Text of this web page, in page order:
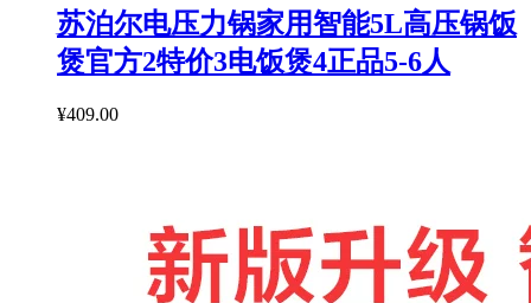
苏泊尔电压力锅家用智能5L高压锅饭
煲官方2特价3电饭煲4正品5-6人
¥409.00